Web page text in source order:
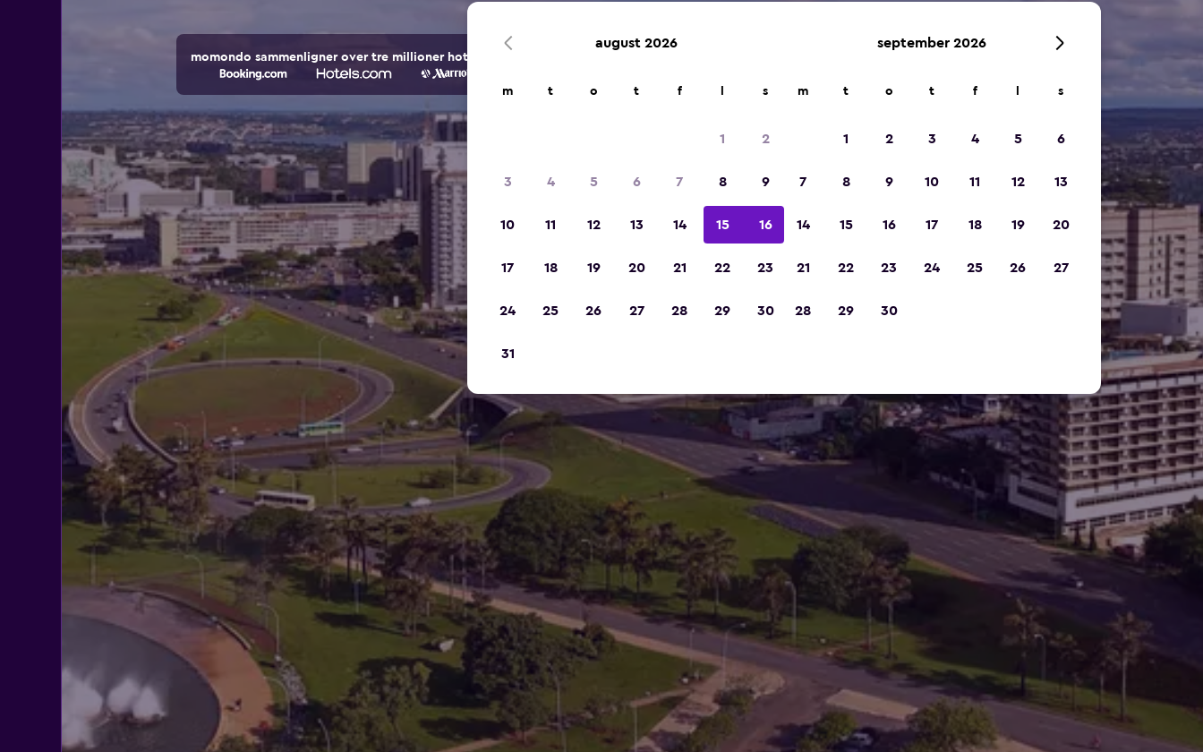
momondo sammenligner over tre millioner hotell- og overnattingsalternativer.
august 2026
m t o t f s
1 2
3 4 5 6 7 8 9
10 11 12 13 14 15 16
17 18 19 20 21 22 23
24 25 26 27 28 29 30
31
september 2026
m t o t f s
1 2 3 4 5 6
7 8 9 10 11 12 13
14 15 16 17 18 19 20
21 22 23 24 25 26 27
28 29 30